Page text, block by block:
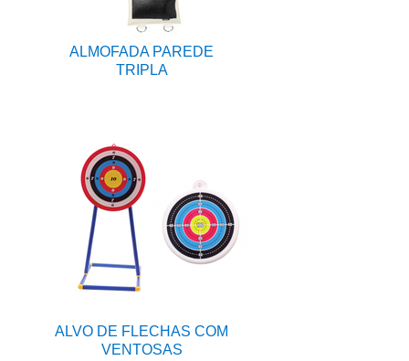
ALMOFADA PAREDE
TRIPLA
ALVO DE FLECHAS COM
VENTOSAS